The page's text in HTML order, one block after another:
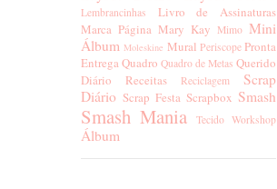
Lembrancinhas
Livro de Assinaturas
Marca Página Mary Kay Mimo Mini
Álbum Moleskine Mural Periscope Pronta
EntregaQuadro Quadro de Metas Querido
Diário
Receitas Reciclagem
Scrap
Diário Scrap Festa Scrapbox Smash
Smash Mania Tecido Workshop
Álbum